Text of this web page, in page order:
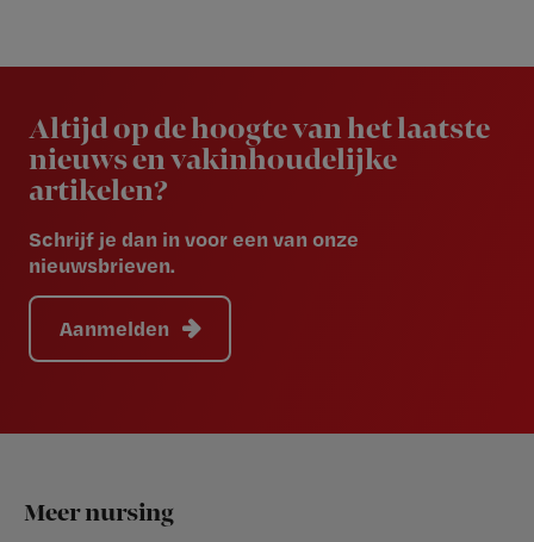
Altijd op de hoogte van het laatste
nieuws en vakinhoudelijke
artikelen?
Schrijf je dan in voor een van onze
nieuwsbrieven.
Aanmelden
Footer
Meer nursing